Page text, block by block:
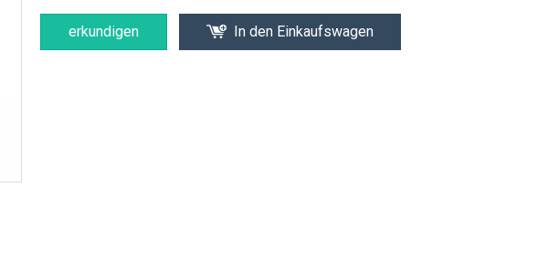
erkundigen In den Einkaufswagen